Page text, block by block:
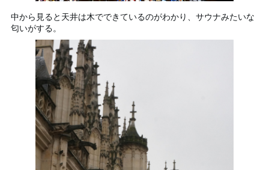
中から見ると天井は木でできているのがわかり、サウナみたいな
匂いがする。